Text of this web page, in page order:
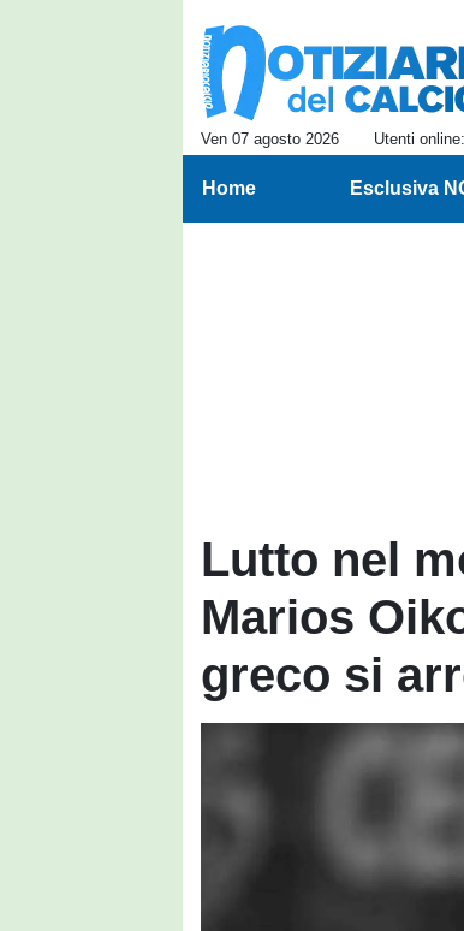
Ven 07 agosto 2026 Utenti
Home Esclusiva
Lutto nel
Marios
greco si